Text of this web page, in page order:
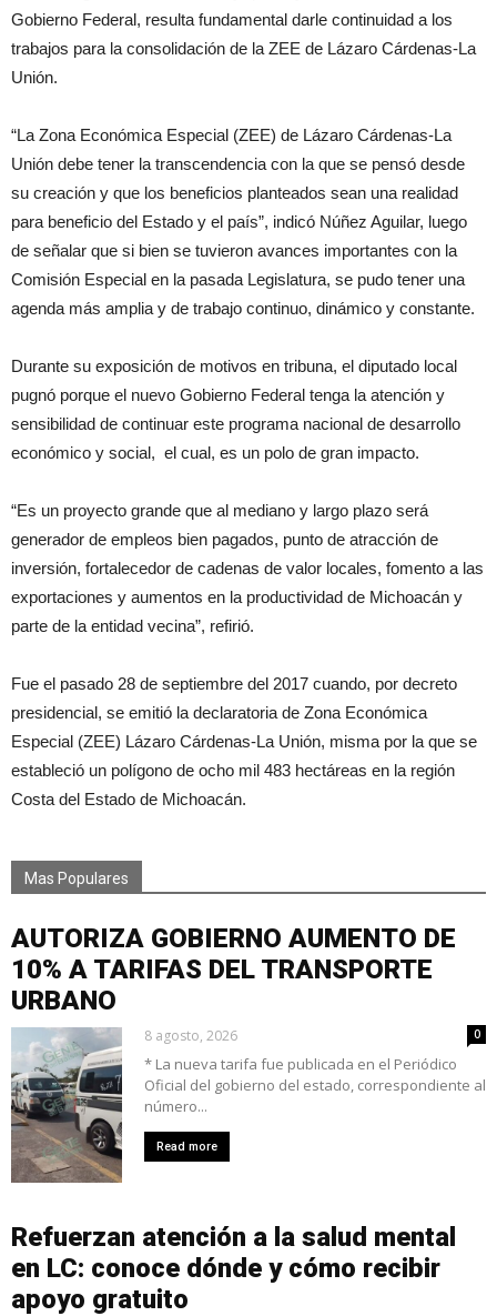
Gobierno Federal, resulta fundamental darle continuidad a los
trabajos para la consolidación de la ZEE de Lázaro Cárdenas-La
Unión.
“La Zona Económica Especial (ZEE) de Lázaro Cárdenas-La
Unión debe tener la transcendencia con la que se pensó desde
su creación y que los beneficios planteados sean una realidad
para beneficio del Estado y el país”, indicó Núñez Aguilar, luego
de señalar que si bien se tuvieron avances importantes con la
Comisión Especial en la pasada Legislatura, se pudo tener una
agenda más amplia y de trabajo continuo, dinámico y constante.
Durante su exposición de motivos en tribuna, el diputado local
pugnó porque el nuevo Gobierno Federal tenga la atención y
sensibilidad de continuar este programa nacional de desarrollo
económico y social, el cual, es un polo de gran impacto.
“Es un proyecto grande que al mediano y largo plazo será
generador de empleos bien pagados, punto de atracción de
inversión, fortalecedor de cadenas de valor locales, fomento a las
exportaciones y aumentos en la productividad de Michoacán y
parte de la entidad vecina”, refirió.
Fue el pasado 28 de septiembre del 2017 cuando, por decreto
presidencial, se emitió la declaratoria de Zona Económica
Especial (ZEE) Lázaro Cárdenas-La Unión, misma por la que se
estableció un polígono de ocho mil 483 hectáreas en la región
Costa del Estado de Michoacán.
Mas Populares
AUTORIZA GOBIERNO AUMENTO DE
10% A TARIFAS DEL TRANSPORTE
URBANO
8 agosto, 2026 0
* La nueva tarifa fue publicada en el Periódico
Oficial del gobierno del estado, correspondiente al
número...
Read more
Refuerzan atención a la salud mental
en LC: conoce dónde y cómo recibir
apoyo gratuito